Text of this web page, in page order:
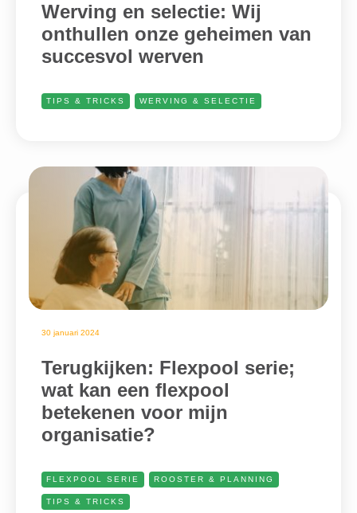
Werving en selectie: Wij
onthullen onze geheimen van
succesvol werven
TIPS & TRICKS WERVING & SELECTIE
30 januari 2024
Terugkijken: Flexpool serie;
wat kan een flexpool
betekenen voor mijn
organisatie?
FLEXPOOL SERIE ROOSTER & PLANNING
TIPS & TRICKS